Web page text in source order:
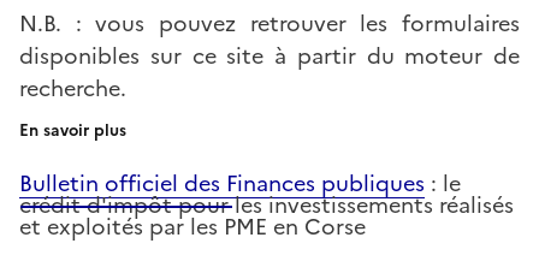
N.B. : vous pouvez retrouver les formulaires
disponibles sur ce site à partir du moteur de
recherche.
En savoir plus
Bulletin officiel des Finances publiques : le
crédit d'impôt pour les investissements réalisés
et exploités par les PME en Corse